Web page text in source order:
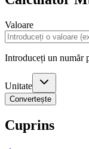
Valoare
Introduceți un număr
Unitate
Convertește
Cuprins